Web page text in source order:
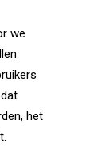
we
het